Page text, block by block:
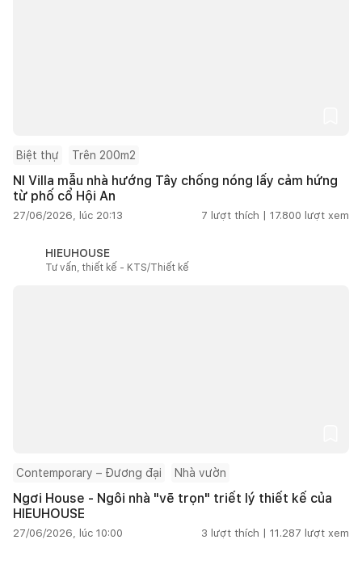
Biệt thự Trên 200m2
NI Villa mẫu nhà hướng Tây chống nóng lấy cảm hứng
từ phố cổ Hội An
27/06/2026, lúc 20:13 7 lượt thích | 17.800 lượt xem
HIEUHOUSE
Tư vấn, thiết kế - KTS/Thiết kế
Contemporary – Đương đại Nhà vườn
Ngơi House - Ngôi nhà "vẽ trọn" triết lý thiết kế của
HIEUHOUSE
27/06/2026, lúc 10:00 3 lượt thích | 11.287 lượt xem